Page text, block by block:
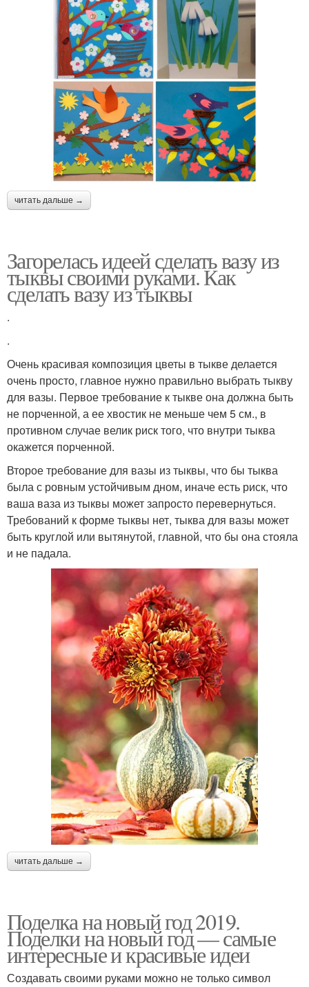
читать дальше →
Загорелась идеей сделать вазу из
тыквы своими руками. Как
сделать вазу из тыквы
.
.
Очень красивая композиция цветы в тыкве делается
очень просто, главное нужно правильно выбрать тыкву
для вазы. Первое требование к тыкве она должна быть
не порченной, а ее хвостик не меньше чем 5 см., в
противном случае велик риск того, что внутри тыква
окажется порченной.
Второе требование для вазы из тыквы, что бы тыква
была с ровным устойчивым дном, иначе есть риск, что
ваша ваза из тыквы может запросто перевернуться.
Требований к форме тыквы нет, тыква для вазы может
быть круглой или вытянутой, главной, что бы она стояла
и не падала.
читать дальше →
Поделка на новый год 2019.
Поделки на новый год — самые
интересные и красивые идеи
Создавать своими руками можно не только символ